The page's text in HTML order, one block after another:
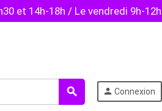
et 14h-18h / Le vendredi 9h-
search person Connexion